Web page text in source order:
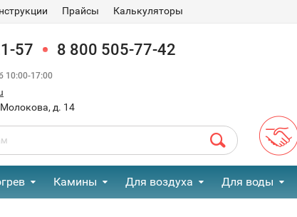
Прайсы Калькуляторы
57 8 800 505-77-42
10:00-17:00
д. 14
Камины Для воздуха Для воды